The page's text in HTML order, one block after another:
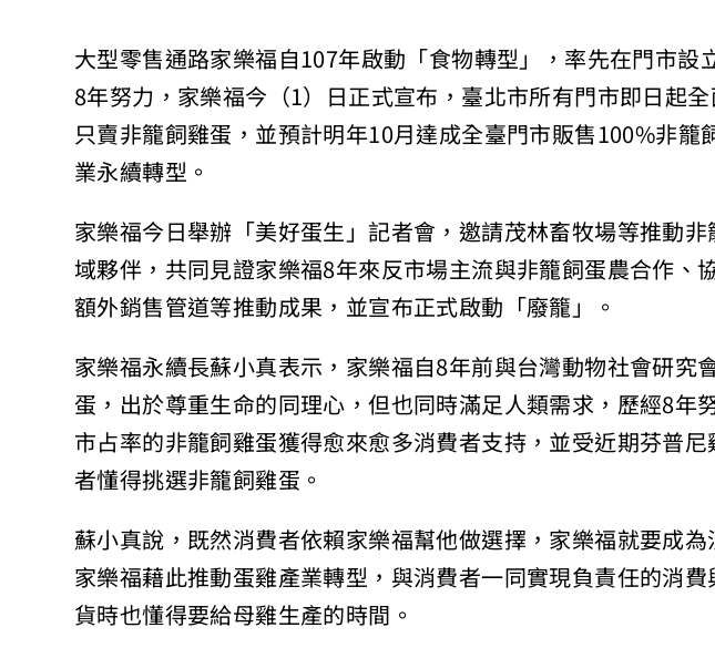
大型零售通路家樂福自107年啟動「食物轉型」，率先在門市
8年努力，家樂福今（1）日正式宣布，臺北市所有門市即日起
只賣非籠飼雞蛋，並預計明年10月達成全臺門市販售100%非
業永續轉型。
家樂福今日舉辦「美好蛋生」記者會，邀請茂林畜牧場等推動
域夥伴，共同見證家樂福8年來反市場主流與非籠飼蛋農合作、
額外銷售管道等推動成果，並宣布正式啟動「廢籠」。
家樂福永續長蘇小真表示，家樂福自8年前與台灣動物社會研
蛋，出於尊重生命的同理心，但也同時滿足人類需求，歷經8
市占率的非籠飼雞蛋獲得愈來愈多消費者支持，並受近期芬普
者懂得挑選非籠飼雞蛋。
蘇小真說，既然消費者依賴家樂福幫他做選擇，家樂福就要成
家樂福藉此推動蛋雞產業轉型，與消費者一同實現負責任的消
貨時也懂得要給母雞生產的時間。